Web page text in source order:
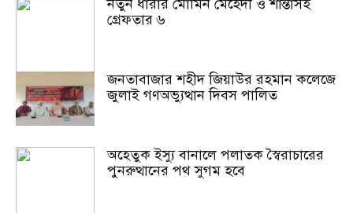
নতুন ধারার মোমিন মেহেদী ও শান্তাসহ
গ্রেফতার ৬
জনতাবাজার শহীদ জিয়াউর রহমান কলেজে
জুলাই গণঅভ্যুত্থান দিবস পালিত
অহেতুক ইস্যু বানালে পলাতক স্বৈরাচারের
পুনরুত্থানের পথ সুগম হবে